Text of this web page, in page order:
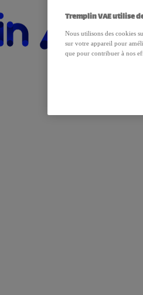
Tremplin VAE utilise
Nous utilisons des cookies
sur votre appareil pour
que pour contribuer à nos